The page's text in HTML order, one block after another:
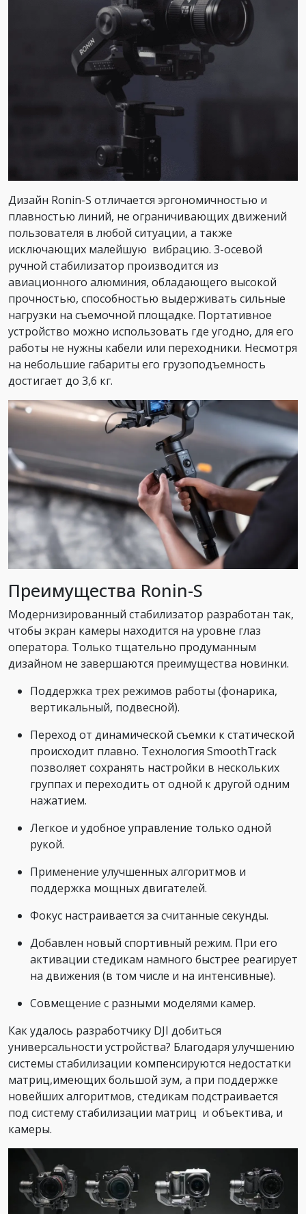
Дизайн Ronin-S отличается эргономичностью и
плавностью линий, не ограничивающих движений
пользователя в любой ситуации, а также
исключающих малейшую вибрацию. 3-осевой
ручной стабилизатор производится из
авиационного алюминия, обладающего высокой
прочностью, способностью выдерживать сильные
нагрузки на съемочной площадке. Портативное
устройство можно использовать где угодно, для его
работы не нужны кабели или переходники. Несмотря
на небольшие габариты его грузоподъемность
достигает до 3,6 кг.
Преимущества Ronin-S
Модернизированный стабилизатор разработан так,
чтобы экран камеры находится на уровне глаз
оператора. Только тщательно продуманным
дизайном не завершаются преимущества новинки.
Поддержка трех режимов работы (фонарика,
вертикальный, подвесной).
Переход от динамической съемки к статической
происходит плавно. Технология SmoothTrack
позволяет сохранять настройки в нескольких
группах и переходить от одной к другой одним
нажатием.
Легкое и удобное управление только одной
рукой.
Применение улучшенных алгоритмов и
поддержка мощных двигателей.
Фокус настраивается за считанные секунды.
Добавлен новый спортивный режим. При его
активации стедикам намного быстрее реагирует
на движения (в том числе и на интенсивные).
Совмещение с разными моделями камер.
Как удалось разработчику DJI добиться
универсальности устройства? Благодаря улучшению
системы стабилизации компенсируются недостатки
матриц,имеющих большой зум, а при поддержке
новейших алгоритмов, стедикам подстраивается
под систему стабилизации матриц и объектива, и
камеры.